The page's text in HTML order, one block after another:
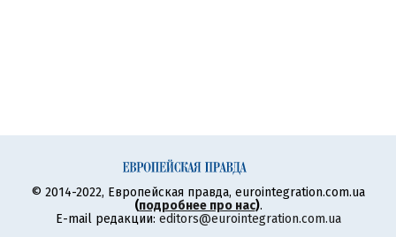
© 2014-2022, Европейская правда, eurointegration.com.ua
(подробнее про нас).
E-mail редакции: editors@eurointegration.com.ua